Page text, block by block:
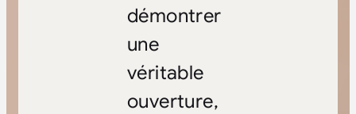
démontrer
une
véritable
ouverture,